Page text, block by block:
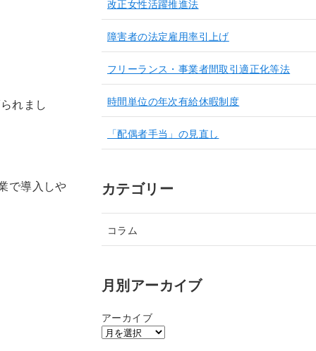
れまし
で導入しや
改正女性活躍推進法
障害者の法定雇用率引上げ
フリーランス・事業者間取引適正化等法
時間単位の年次有給休暇制度
「配偶者手当」の見直し
カテゴリー
コラム
月別アーカイブ
アーカイブ